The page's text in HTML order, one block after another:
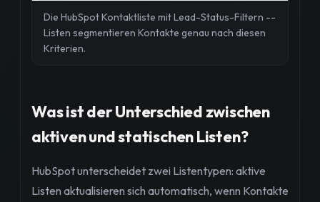
Die HubSpot Kontaktliste mit Lead-Status-Filtern --
Listen segmentieren Kontakte genau nach diesen
Kriterien.
Was ist der Unterschied zwischen
aktiven und statischen Listen?
HubSpot unterscheidet zwei Listentypen: aktive
Listen aktualisieren sich automatisch, wenn Kontakte